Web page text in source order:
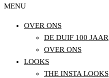
MENU
OVER ONS
DE DUIF 100 JAAR
OVER ONS
LOOKS
THE INSTA LOOKS